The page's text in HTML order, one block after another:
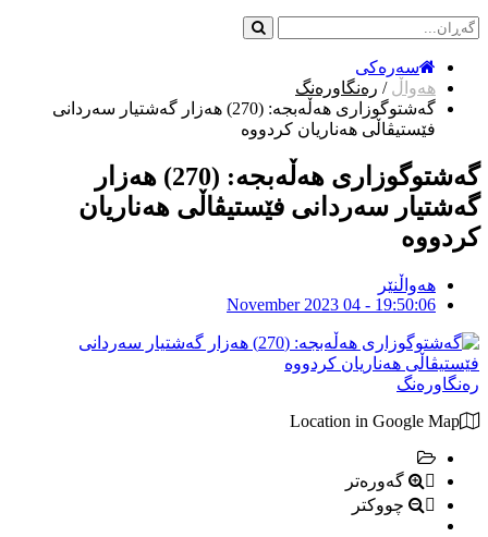
سەرەکی
هەواڵ / رەنگاورەنگ
گەشتوگوزاری هەڵەبجە: (270) هەزار گەشتیار سەردانی
فێستیڤاڵی هەناریان کردووە
گەشتوگوزاری هەڵەبجە: (270) هەزار
گەشتیار سەردانی فێستیڤاڵی هەناریان
کردووە
هەواڵنێر
November 2023 04 - 19:50:06
رەنگاورەنگ
Location in Google Map
گەورەتر
چووکتر